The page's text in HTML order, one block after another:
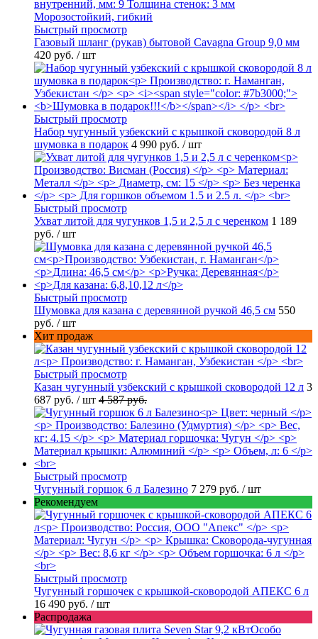
Быстрый просмотр
Газовый шланг (рукав) бытовой Cavagna Group 9,0 мм
420 руб. / шт
Быстрый просмотр
Набор чугунный узбекский с крышкой сковородой 8 л
шумовка в подарок 4 990 руб. / шт
Быстрый просмотр
Ухват литой для чугунков 1,5 и 2,5 л с черенком 1 189
руб. / шт
Быстрый просмотр
Шумовка для казана с деревянной ручкой 46,5 см 550
руб. / шт
Хит продаж
Быстрый просмотр
Казан чугунный узбекский с крышкой сковородой 12 л 3
687 руб. / шт 4 587 руб.
Быстрый просмотр
Чугунный горшок 6 л Балезино 7 279 руб. / шт
Рекомендуем
Быстрый просмотр
Чугунный горшочек с крышкой-сковородой АПЕКС 6 л
16 490 руб. / шт
Распродажа